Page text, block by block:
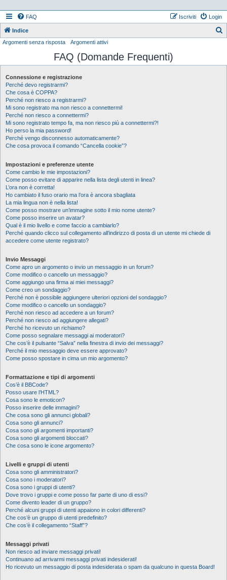
FAQ Login
Iscriviti
Indice
c
Argomenti senza risposta Argomenti attivi
FAQ (Domande Frequenti)
Connessione e registrazione
Perché devo registrarmi?
Che cosa è COPPA?
Perché non riesco a registrarmi?
Mi sono registrato ma non riesco a connettermi!
Perché non riesco a connettermi?
Mi sono registrato tempo fa, ma non riesco più a connettermi?!
Ho perso la mia password!
Perché vengo disconnesso automaticamente?
Che cosa provoca il comando “Cancella cookie”?
Impostazioni e preferenze utente
Come cambio le mie impostazioni?
Come posso evitare di apparire nella lista degli utenti in linea?
L’ora non è corretta!
Ho cambiato il fuso orario ma l’ora è ancora sbagliata
La mia lingua non è nella lista!
Come posso mostrare un’immagine sotto il mio nome utente?
Come posso inserire un avatar?
Qual è il mio livello e come faccio a cambiarlo?
Perché quando clicco sul collegamento all’indirizzo di posta di un utente mi chiede di
accedere come utente registrato?
Invio Messaggi
Come apro un argomento o invio un messaggio in un forum?
Come modifico o cancello un messaggio?
Come aggiungo una firma ai miei messaggi?
Come creo un sondaggio?
Perché non è possibile aggiungere ulteriori opzioni del sondaggio?
Come modifico o cancello un sondaggio?
Perché non riesco ad accedere a un forum?
Perché non riesco ad aggiungere allegati?
Perché ho ricevuto un richiamo?
Come posso segnalare messaggi ai moderatori?
Che cos’è il pulsante “Salva” nella finestra di invio dei messaggi?
Perché il mio messaggio deve essere approvato?
Come posso spostare in cima un mio argomento?
Formattazione e tipi di argomenti
Cos’è il BBCode?
Posso usare l’HTML?
Cosa sono le emoticon?
Posso inserire delle immagini?
Che cosa sono gli annunci globali?
Cosa sono gli annunci?
Cosa sono gli argomenti importanti?
Cosa sono gli argomenti bloccati?
Che cosa sono le icone argomento?
Livelli e gruppi di utenti
Cosa sono gli amministratori?
Cosa sono i moderatori?
Cosa sono i gruppi di utenti?
Dove trovo i gruppi e come posso far parte di uno di essi?
Come divento leader di un gruppo?
Perché alcuni gruppi di utenti appaiono in colori differenti?
Che cos’è un gruppo di utenti predefinito?
Che cos’è il collegamento “Staff”?
Messaggi privati
Non riesco ad inviare messaggi privati!
Continuano ad arrivarmi messaggi privati indesiderati!
Ho ricevuto un messaggio di posta indesiderata o spam da qualcuno in questa Board!